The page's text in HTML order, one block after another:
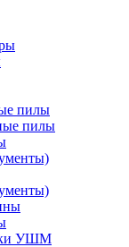
пилы
пилы
УШМ